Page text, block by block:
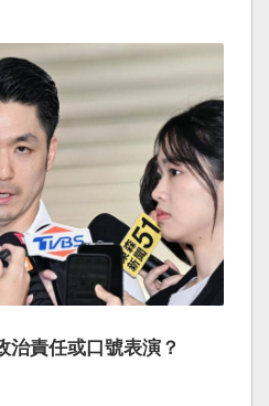
治責任或口號表演？